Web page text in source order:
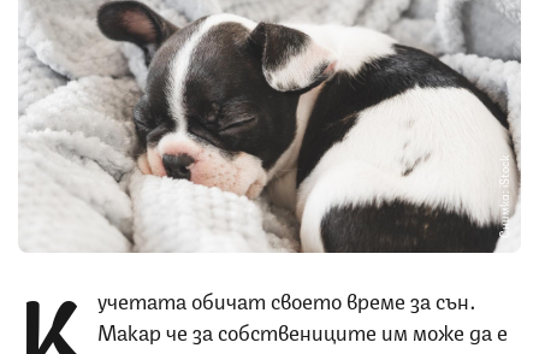
Снимка: iStock
К учетата обичат своето време за сън.
Макар че за собствениците им може да е